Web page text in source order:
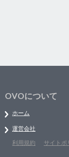
OVOについて
ホーム
運営会社
利用規約
サイトポ